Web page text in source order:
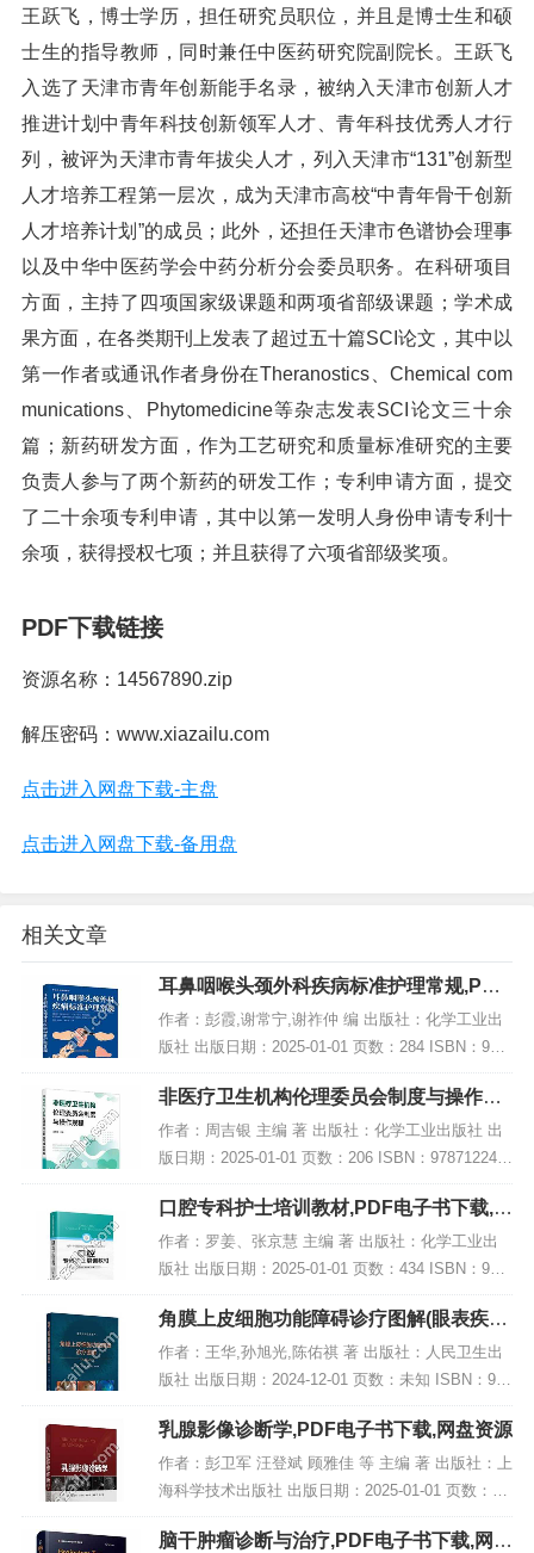
王跃飞，博士学历，担任研究员职位，并且是博士生和硕
士生的指导教师，同时兼任中医药研究院副院长。王跃飞
入选了天津市青年创新能手名录，被纳入天津市创新人才
推进计划中青年科技创新领军人才、青年科技优秀人才行
列，被评为天津市青年拔尖人才，列入天津市“131”创新型
人才培养工程第一层次，成为天津市高校“中青年骨干创新
人才培养计划”的成员；此外，还担任天津市色谱协会理事
以及中华中医药学会中药分析分会委员职务。在科研项目
方面，主持了四项国家级课题和两项省部级课题；学术成
果方面，在各类期刊上发表了超过五十篇SCI论文，其中以
第一作者或通讯作者身份在Theranostics、Chemical com
munications、Phytomedicine等杂志发表SCI论文三十余
篇；新药研发方面，作为工艺研究和质量标准研究的主要
负责人参与了两个新药的研发工作；专利申请方面，提交
了二十余项专利申请，其中以第一发明人身份申请专利十
余项，获得授权七项；并且获得了六项省部级奖项。
PDF下载链接
资源名称：14567890.zip
解压密码：www.xiazailu.com
点击进入网盘下载-主盘
点击进入网盘下载-备用盘
相关文章
耳鼻咽喉头颈外科疾病标准护理常规,PDF
电子书下载
作者：彭霞,谢常宁,谢祚仲 编 出版社：化学工业出
版社 出版日期：2025-01-01 页数：284 ISBN：978
7122463180 电子书大小：244MB [高清扫描版PDF
格式]...
非医疗卫生机构伦理委员会制度与操作规
程,PDF电子书下载
作者：周吉银 主编 著 出版社：化学工业出版社 出
版日期：2025-01-01 页数：206 ISBN：978712246
2367 电子书大小：230MB [高清扫描版PDF格式] 内
容简...
口腔专科护士培训教材,PDF电子书下载,网
盘资源
作者：罗姜、张京慧 主编 著 出版社：化学工业出
版社 出版日期：2025-01-01 页数：434 ISBN：978
7122463951 电子书大小：242MB [高清扫描版PDF
格式]...
角膜上皮细胞功能障碍诊疗图解(眼表疾病
临床系列),PDF下载
作者：王华,孙旭光,陈佑祺 著 出版社：人民卫生出
版社 出版日期：2024-12-01 页数：未知 ISBN：978
7117371711 电子书大小：220MB [高清扫描版PDF
格式] 内...
乳腺影像诊断学,PDF电子书下载,网盘资源
作者：彭卫军 汪登斌 顾雅佳 等 主编 著 出版社：上
海科学技术出版社 出版日期：2025-01-01 页数：未
知 ISBN：9787547868317 电子书大小：220MB [高
清扫描版PD...
脑干肿瘤诊断与治疗,PDF电子书下载,网盘